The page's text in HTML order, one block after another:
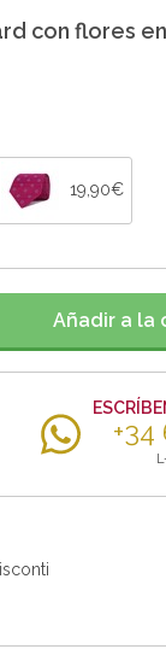
con flores en
19,90€
Añadir a la
+34